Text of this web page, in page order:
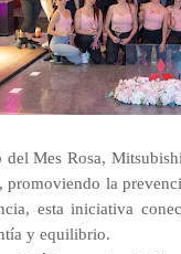
Mes Rosa,
promoviendo la
esta iniciativa
y equilibrio.